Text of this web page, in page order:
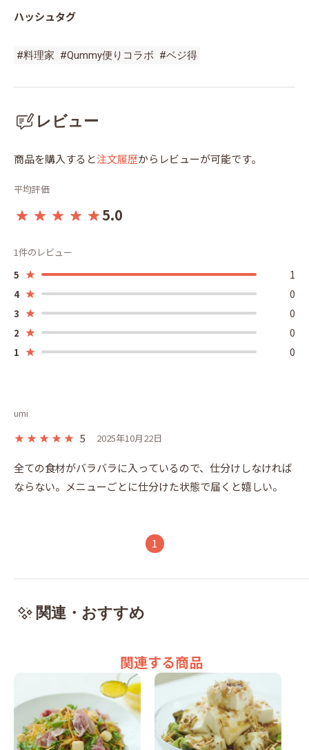
ハッシュタグ
#料理家 #Qummy便りコラボ #ベジ得
レビュー
商品を購入すると注文履歴からレビューが可能です。
umi
5 2025年10月22日
全ての食材がバラバラに入っているので、仕分けしなければ
ならない。メニューごとに仕分けた状態で届くと嬉しい。
1
平均評価
5.0
1件のレビュー
5
1
4 0
3 0
2 0
1 0
関連・おすすめ
関連する商品